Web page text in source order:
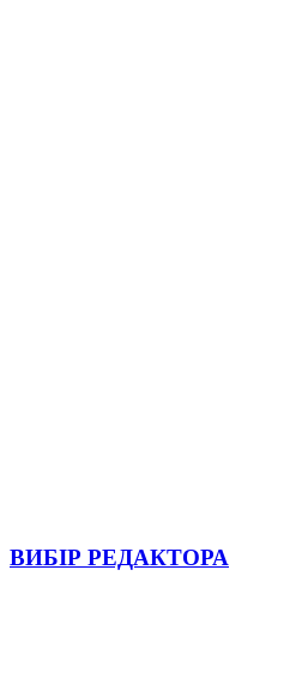
ВИБІР РЕДАКТОРА